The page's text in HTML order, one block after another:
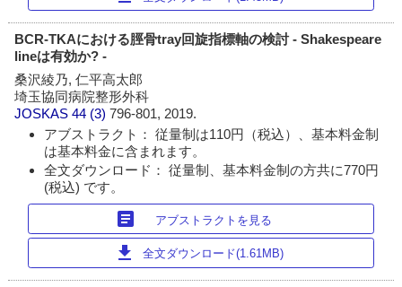
BCR-TKAにおける脛骨tray回旋指標軸の検討 - Shakespeare
lineは有効か? -
桑沢綾乃, 仁平高太郎
埼玉協同病院整形外科
JOSKAS 44 (3)796-801, 2019.
アブストラクト： 従量制は110円（税込）、基本料金制
は基本料金に含まれます。
全文ダウンロード： 従量制、基本料金制の方共に770円
(税込) です。
article アブストラクトを見る
download 全文ダウンロード(1.61MB)